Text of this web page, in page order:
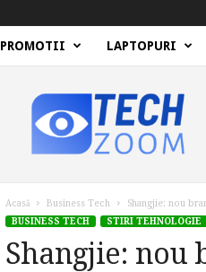
PROMOTII LAPTOPURI
Acasă Business Tech
Shangjie: nou
BUSINESS TECH
STIRI TEHNOLOGIE
Shangjie: nou